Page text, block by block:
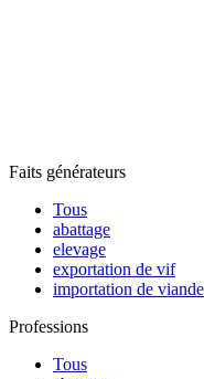
Faits générateurs
Tous
abattage
elevage
exportation de vif
importation de viande
Professions
Tous